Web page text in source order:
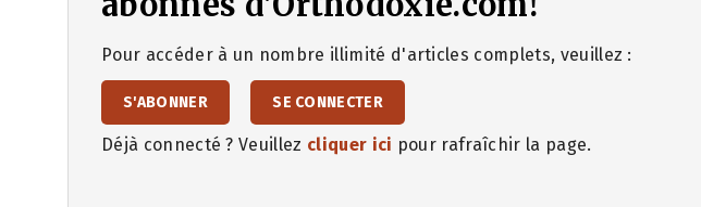
Pour accéder à un nombre illimité d'articles complets, veuillez :
S'ABONNER SE CONNECTER
Déjà connecté ? Veuillez cliquer ici pour rafraîchir la page.